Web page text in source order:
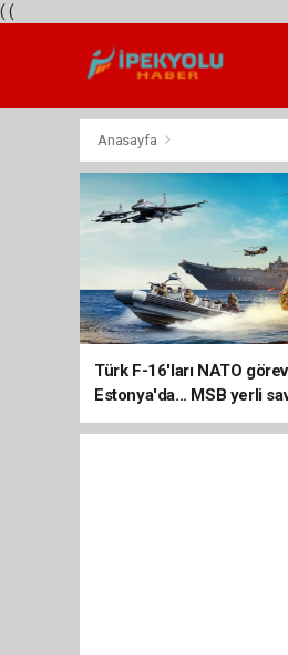
( (
Anasayfa
Türk F-16'ları NATO
Estonya'da... MSB yerli
sistemleriyle güçleniyor